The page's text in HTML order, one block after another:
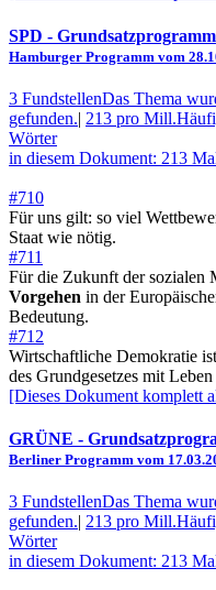
SPD - Grundsatzprogramm
Hamburger Programm vom
3 FundstellenDas Thema
gefunden.| 213 pro Mill.
Wörter
in diesem Dokument: 213
#710
Für uns gilt: so viel
Staat wie nötig.
#711
Für die Zukunft der sozialen
Vorgehen in der
Bedeutung.
#712
Wirtschaftliche Demokratie
des Grundgesetzes mit
[Dieses Dokument komplett
GRÜNE -
Berliner Programm vom
3 FundstellenDas Thema
gefunden.| 213 pro Mill.
Wörter
in diesem Dokument: 213